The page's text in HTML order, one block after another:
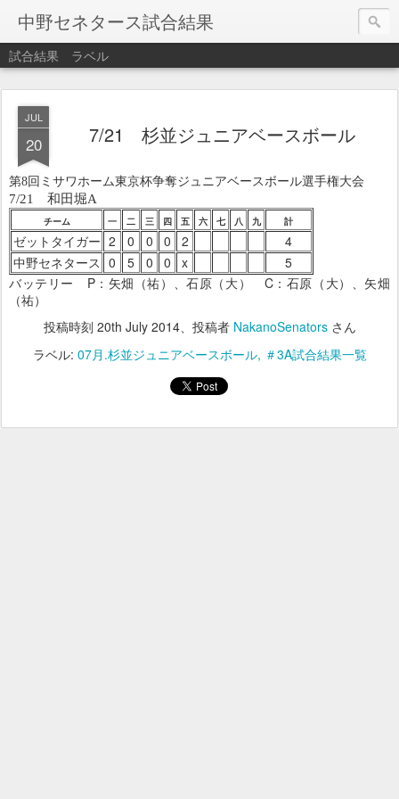
中野セネタース試合結果
試合結果 ラベル
JUL
20 7/21 杉並ジュニアベースボール
第8回ミサワホーム東京杯争奪ジュニアベースボール選手権大会
7/21 和田堀A
チーム 一 二 三 四 五 六 七 八 九 計
ゼットタイガー 2 0 0 0 2
4
中野セネタース 0 5 0 0 x
5
バッテリー P：矢畑（祐）、石原（大） C：石原（大）、矢畑
（祐）
投稿時刻 20th July 2014、投稿者 NakanoSenatorsさん
ラベル: 07月.杉並ジュニアベースボール ＃3A試合結果一覧